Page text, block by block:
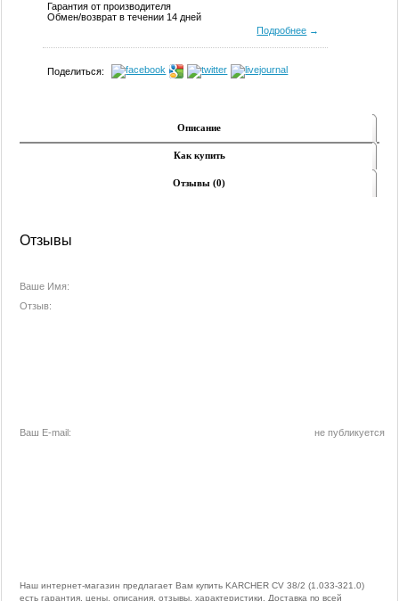
Гарантия от производителя
Обмен/возврат в течении 14 дней
Подробнее →
Поделиться:
Описание
Как купить
Отзывы (0)
Отзывы
Ваше Имя:
Отзыв:
не публикуется
Ваш E-mail:
Наш интернет-магазин предлагает Вам купить KARCHER CV 38/2 (1.033-321.0)
есть гарантия, цены, описания, отзывы, характеристики. Доставка по всей